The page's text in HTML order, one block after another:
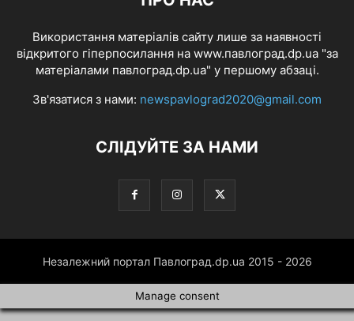
Використання матеріалів сайту лише за наявності
відкритого гіперпосилання на www.павлоград.dp.ua "за
матеріалами павлоград.dp.ua" у першому абзаці.
Зв'язатися з нами: newspavlograd2020@gmail.com
СЛІДУЙТЕ ЗА НАМИ
Незалежний портал Павлоград.dp.ua 2015 - 2026
Manage consent